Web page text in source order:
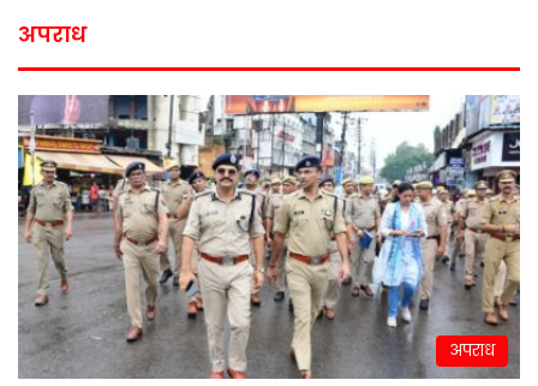
अपराध
अपराध